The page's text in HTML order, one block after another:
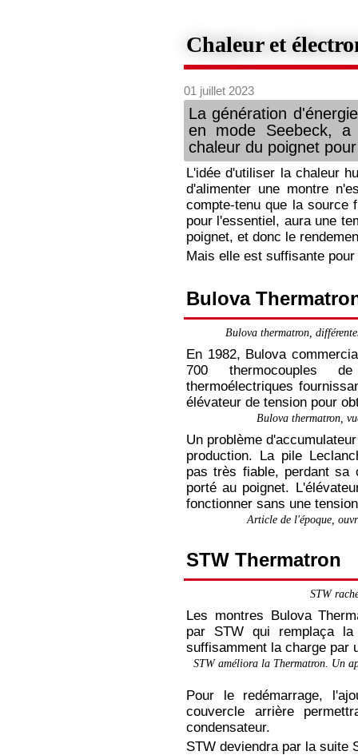
Chaleur et
01 juillet 2023
La génération
en mode Seebeck,
chaleur du poignet
L'idée d'utiliser la chaleur
d'alimenter une montre
compte-tenu que la source
pour l'essentiel, aura une
poignet, et donc le
Mais elle est suffisante
Bulova
Bulova thermatron,
En 1982, Bulova
700 thermocouples
thermoélectriques
élévateur de tension pour
Bulova thermatron,
Un problème
production. La pile
pas très fiable, perdant sa
porté au poignet.
fonctionner sans une
Article de l'époque,
STW Thermatron
STW
Les montres Bulova
par STW qui remplaça
suffisamment la charge par
STW améliora la Thermatron. Un
Pour le redémarrage,
couvercle arrière
condensateur.
STW deviendra par la suite